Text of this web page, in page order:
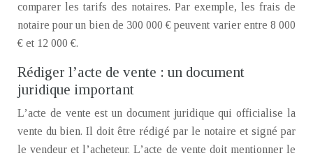
comparer les tarifs des notaires. Par exemple, les frais de
notaire pour un bien de 300 000 € peuvent varier entre 8 000
€ et 12 000 €.
Rédiger l’acte de vente : un document
juridique important
L’acte de vente est un document juridique qui officialise la
vente du bien. Il doit être rédigé par le notaire et signé par
le vendeur et l’acheteur. L’acte de vente doit mentionner le